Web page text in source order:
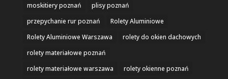
moskitiery poznań
plisy poznań
przepychanie rur poznań
Rolety Aluminiowe
Rolety Aluminiowe Warszawa
rolety do okien dachowych
rolety materiałowe poznań
rolety materiałowe warszawa
rolety okienne poznań